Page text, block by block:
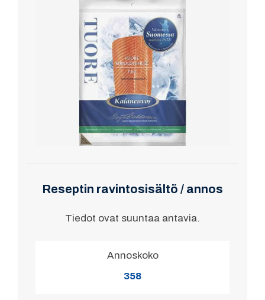
Reseptin ravintosisältö / annos
Tiedot ovat suuntaa antavia.
Annoskoko
358